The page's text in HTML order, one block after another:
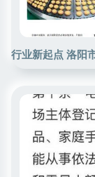
行业新起点 洛阳